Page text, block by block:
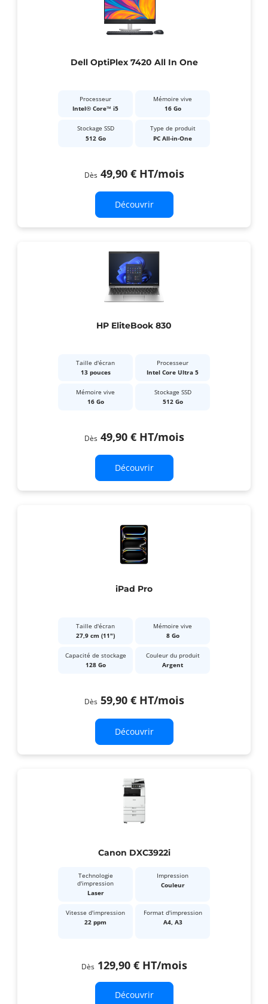
Dell OptiPlex 7420 All In One
Processeur
Intel® Core™ i5
Mémoire vive
16 Go
Stockage SSD
512 Go
Type de produit
PC All-in-One
Dès 49,90 € HT/mois
Découvrir
HP EliteBook 830
Taille d'écran
13 pouces
Processeur
Intel Core Ultra 5
Mémoire vive
16 Go
Stockage SSD
512 Go
Dès 49,90 € HT/mois
Découvrir
iPad Pro
Taille d'écran
27,9 cm (11")
Mémoire vive
8 Go
Capacité de stockage
128 Go
Couleur du produit
Argent
Dès 59,90 € HT/mois
Découvrir
Canon DXC3922i
Technologie
d'impression
Laser
Impression
Couleur
Vitesse d'impression
22 ppm
Format d'impression
A4, A3
Dès 129,90 € HT/mois
Découvrir